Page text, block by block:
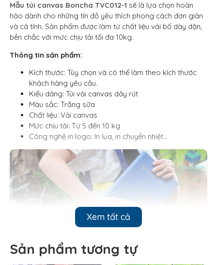
Mẫu túi canvas Boncha TVC012-1 sẽ là lựa chọn hoàn
hảo dành cho những tín đồ yêu thích phong cách đơn giản
và cá tính. Sản phẩm được làm từ chất liệu vải bố dày dặn,
bền chắc với mức chịu tải tối đa 10kg.
Thông tin sản phẩm:
Kích thước: Tùy chọn và có thể làm theo kích thước
khách hàng yêu cầu.
Kiểu dáng: Túi vải canvas dây rút
Màu sắc: Trắng sữa
Chất liệu: Vải canvas
Mức chịu tải: Từ 5 đến 10 kg
Công nghệ in logo: In lụa, in chuyển nhiệt…
Xem tất cả
Sản phẩm tương tự